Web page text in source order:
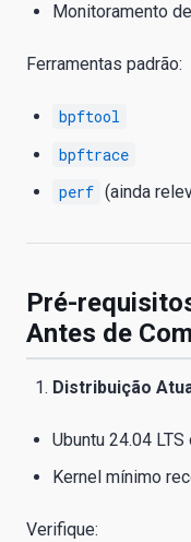
Monitoramento
Ferramentas padrão:
bpftool
bpftrace
perf (ainda
Pré-
Antes de
Distribuição
Ubuntu 24.04
Kernel mínimo
Verifique: